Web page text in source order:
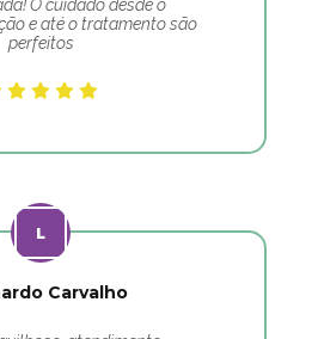
O cuidado desde o
e até o tratamento são
perfeitos
Carvalho